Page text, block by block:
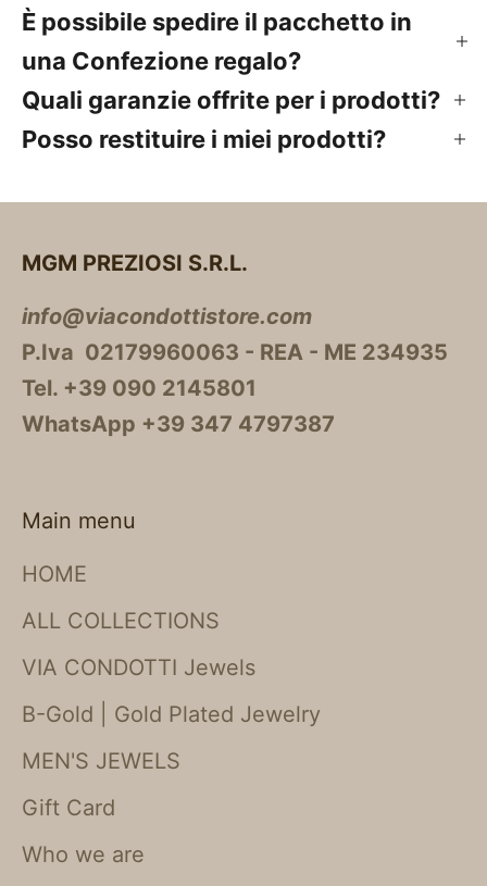
È possibile spedire il pacchetto in
una Confezione regalo?
Quali garanzie offrite per i prodotti?
Posso restituire i miei prodotti?
MGM PREZIOSI S.R.L.
info@viacondottistore.com
P.Iva 02179960063 - REA - ME 234935
Tel. +39 090 2145801
WhatsApp +39 347 4797387
Main menu
HOME
ALL COLLECTIONS
VIA CONDOTTI Jewels
B-Gold | Gold Plated Jewelry
MEN'S JEWELS
Gift Card
Who we are